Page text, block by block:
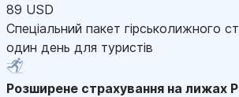
89 USD
Спеціальний пакет гірськолижного
один день для туристів
Розширене страхування на лижах